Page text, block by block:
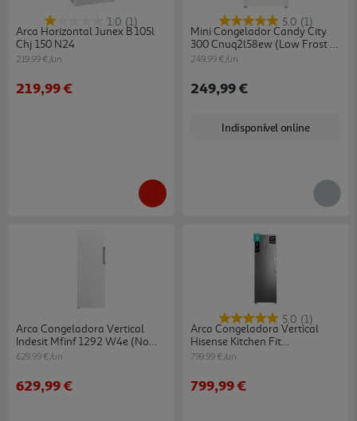
1.0 (1)
Arca Horizontal Junex B 105l
Chj 150 N24
219.99 €/un
219,99 €
5.0 (1)
Mini Congelador Candy City
300 Cnuq2l58ew (low Frost E
90l Branco)
249.99 €/un
249,99 €
Indisponível online
Arca Congeladora Vertical
Indesit Mfinf 1292 W4e (no
Frost E 171cm 256l Branca)
629.99 €/un
629,99 €
5.0 (1)
Arca Congeladora Vertical
Hisense Kitchen Fit
Ft3k310saie1 (no Frost - 185.6
799.99 €/un
799,99 €